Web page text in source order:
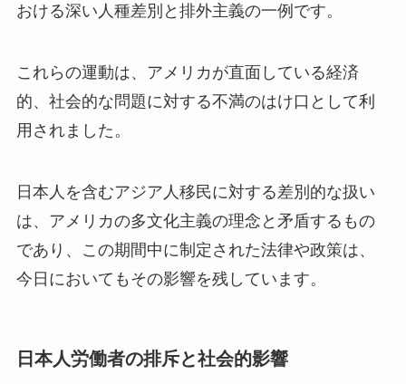
おける深い人種差別と排外主義の一例です。
これらの運動は、アメリカが直面している経済
的、社会的な問題に対する不満のはけ口として利
用されました。
日本人を含むアジア人移民に対する差別的な扱い
は、アメリカの多文化主義の理念と矛盾するもの
であり、この期間中に制定された法律や政策は、
今日においてもその影響を残しています。
日本人労働者の排斥と社会的影響